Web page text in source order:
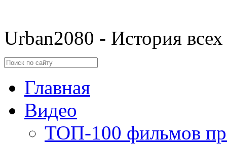
Urban2080 - История
Главная
Видео
ТОП-100 фильмов